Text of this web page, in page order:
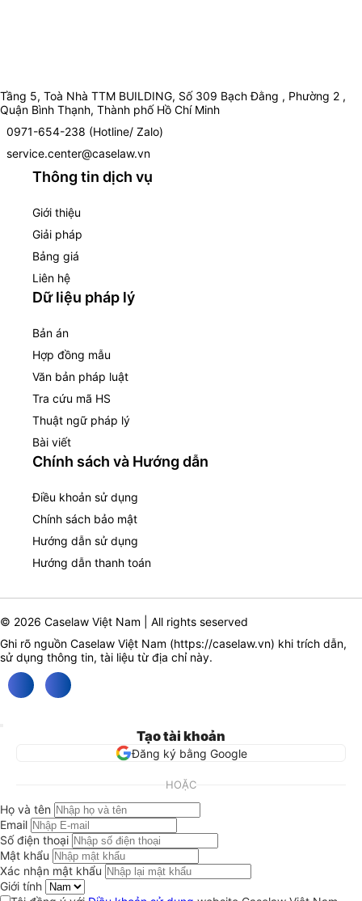
Tầng 5, Toà Nhà TTM BUILDING, Số 309 Bạch Đằng , Phường 2 ,
Quận Bình Thạnh, Thành phố Hồ Chí Minh
0971-654-238 (Hotline/ Zalo)
service.center@caselaw.vn
Thông tin dịch vụ
Giới thiệu
Giải pháp
Bảng giá
Liên hệ
Dữ liệu pháp lý
Bản án
Hợp đồng mẫu
Văn bản pháp luật
Tra cứu mã HS
Thuật ngữ pháp lý
Bài viết
Chính sách và Hướng dẫn
Điều khoản sử dụng
Chính sách bảo mật
Hướng dẫn sử dụng
Hướng dẫn thanh toán
© 2026 Caselaw Việt Nam | All rights seserved
Ghi rõ nguồn Caselaw Việt Nam (https://caselaw.vn) khi trích dẫn,
sử dụng thông tin, tài liệu từ địa chỉ này.
Tạo tài khoản
Đăng ký bằng Google
HOẶC
Họ và tên
Email
Số điện thoại
Mật khẩu
Xác nhận mật khẩu
Giới tính